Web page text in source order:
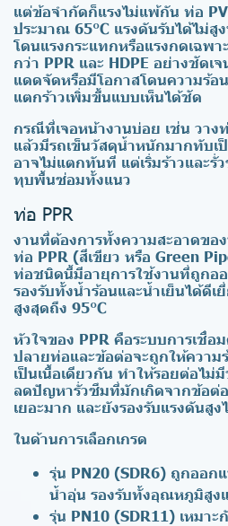
แต่ข้อจำกัดก็แรงไม่แพ้กัน ท่อ
ประมาณ 65°C แรงดันรับได้ไม่สู
โดนแรงกระแทกหรือแรงกดเฉพ
กว่า PPR และ HDPE อย่างชัด
แดดจัดหรือมีโอกาสโดนความร้อ
แตกร้าวเพิ่มขึ้นแบบเห็นได้ชัด
กรณีที่เจอหน้างานบ่อย เช่น วาง
แล้วมีรถเข็นวัสดุน้ำหนักมากทับเ
อาจไม่แตกทันที แต่เริ่มร้าวและ
ทุบพื้นซ่อมทั้งแนว
ท่อ PPR
งานที่ต้องการทั้งความสะอาดขอ
ท่อ PPR (สีเขียว หรือ Green
ท่อชนิดนี้มีอายุการใช้งานที่ถูกอ
รองรับทั้งน้ำร้อนและน้ำเย็นได้ดี
สูงสุดถึง 95°C
หัวใจของ PPR คือระบบการเชื่
ปลายท่อและข้อต่อจะถูกให้ความ
เป็นเนื้อเดียวกัน ทำให้รอยต่อไม่
ลดปัญหารั่วซึมที่มักเกิดจากข้อต่
เยอะมาก และยังรองรับแรงดันสู
ในด้านการเลือกเกรด
รุ่น PN20 (SDR6) ถูกออก
น้ำอุ่น รองรับทั้งอุณหภูมิสูง
รุ่น PN10 (SDR11) เหมาะ